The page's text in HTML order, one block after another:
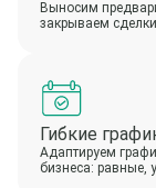
Выносим
закрываем
Гибкие
Адаптируем
бизнеса: равные,